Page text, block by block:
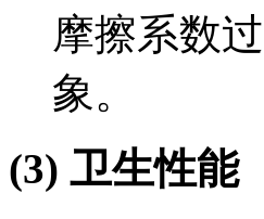
摩擦系数
象。
(3) 卫生性能